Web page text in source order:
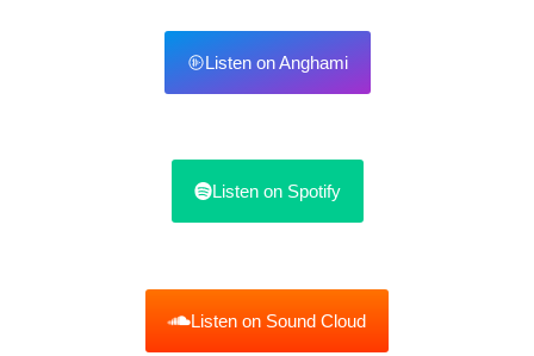
Listen on Anghami
Listen on Spotify
Listen on Sound Cloud